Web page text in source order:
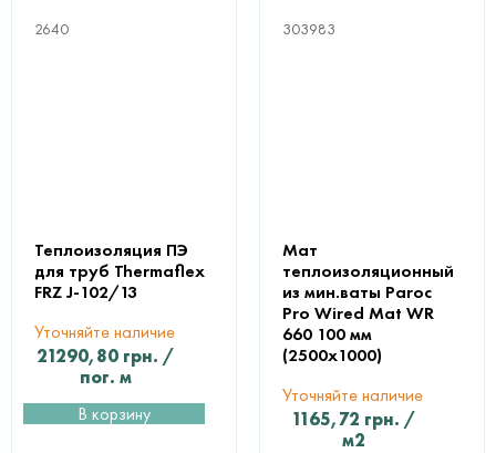
2640
Теплоизоляция ПЭ
для труб Thermaflex
FRZ J-102/13
Уточняйте наличие
21290,80 грн. /
пог. м
В корзину
303983
Мат
теплоизоляционный
из мин.ваты Paroc
Pro Wired Mat WR
660 100 мм
(2500х1000)
Уточняйте наличие
1165,72 грн. /
м2